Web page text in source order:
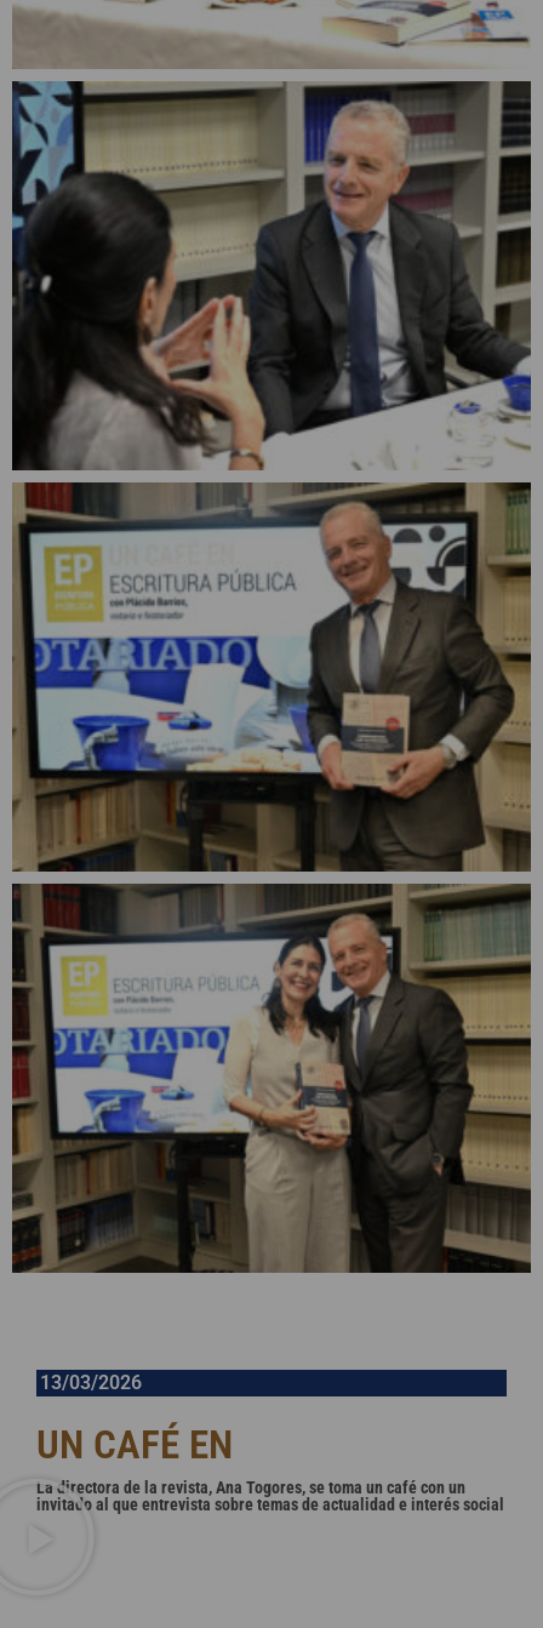
13/03/2026
UN CAFÉ EN
La directora de la revista, Ana Togores, se toma un café con un
invitado al que entrevista sobre temas de actualidad e interés social